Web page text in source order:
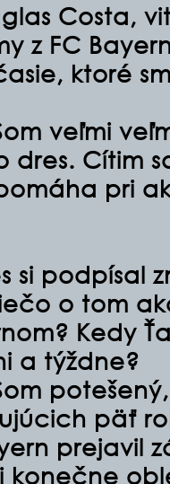
Costa,
z FC
ktoré
veľmi
dres. Cítim
pri
si podpísal
o tom
Kedy
a týždne?
päť
prejavil
konečne